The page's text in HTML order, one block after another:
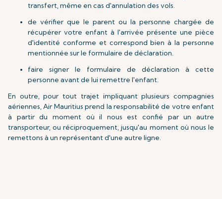
transfert, même en cas d'annulation des vols.
de vérifier que le parent ou la personne chargée de
récupérer votre enfant à l'arrivée présente une pièce
d'identité conforme et correspond bien à la personne
mentionnée sur le formulaire de déclaration.
faire signer le formulaire de déclaration à cette
personne avant de lui remettre l'enfant.
En outre, pour tout trajet impliquant plusieurs compagnies
aériennes, Air Mauritius prend la responsabilité de votre enfant
à partir du moment où il nous est confié par un autre
transporteur, ou réciproquement, jusqu'au moment où nous le
remettons à un représentant d'une autre ligne.